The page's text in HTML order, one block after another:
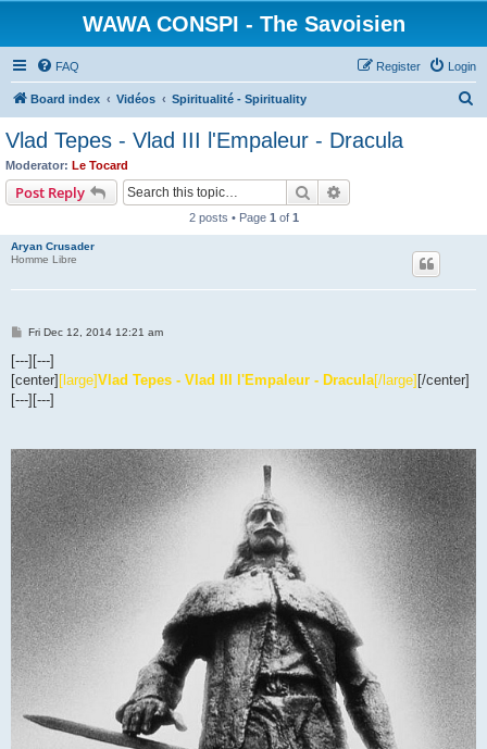
WAWA CONSPI - The Savoisien
FAQ Login
Register
Board index Vidéos Spiritualité - Spirituality
Vlad Tepes - Vlad III l'Empaleur - Dracula
Moderator: Le Tocard
Post Reply Search
2 posts • Page 1 of 1
Aryan Crusader
Homme Libre
P
s
Fri Dec 12, 2014 12:21 am
[---][---]
[center][large]Vlad Tepes - Vlad III l'Empaleur - Dracula[/large][/center]
[---][---]